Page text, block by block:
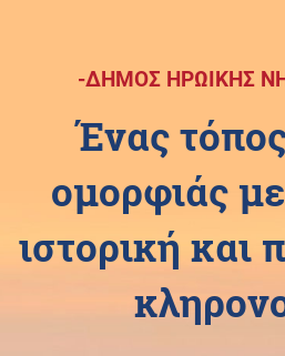
-ΔΗΜΟΣ ΗΡΩΙΚΗΣ
Ένας
ομορφιάς
ιστορική και